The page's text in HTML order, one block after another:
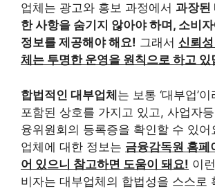
업체는 광고와 홍보 과정에서 과장된
한 사항을 숨기지 않아야 하며, 소비
정보를 제공해야 해요! 그래서 신뢰
체는 투명한 운영을 원칙으로 하고 있
합법적인 대부업체는 보통 ‘대부업’
포함된 상호를 가지고 있고, 사업자
융위원회의 등록증을 확인할 수 있어
업체에 대한 정보는 금융감독원 홈페
어 있으니 참고하면 도움이 돼요! 이
비자는 대부업체의 합법성을 스스로